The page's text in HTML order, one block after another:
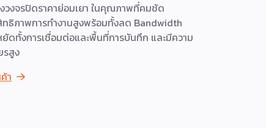
วงจรปิดราคาย่อมเยา ในคุณภาพที่คมชัด
ทธิภาพการทำงานสูงพร้อมทั้งลด Bandwidth
ยัดทั้งการเชื่อมต่อและพื้นที่การบันทึก และมีความ
รสูง
า